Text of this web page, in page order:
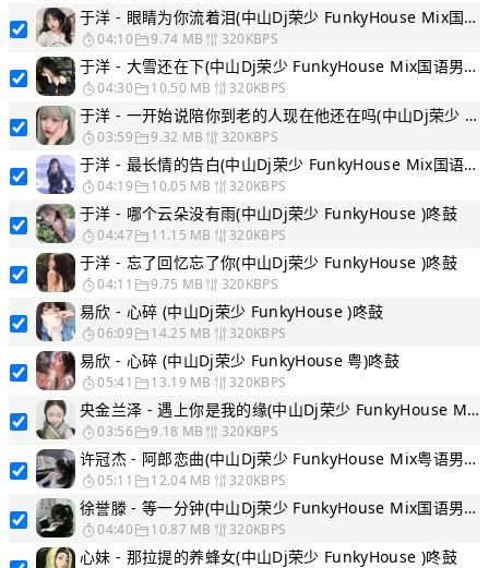
于洋 - 眼睛为你流着泪(中山Dj荣少 FunkyHouse Mix国语男)咚鼓
04:10 9.74 MB 320KBPS
于洋 - 大雪还在下(中山Dj荣少 FunkyHouse Mix国语男)咚鼓
04:30 10.50 MB 320KBPS
于洋 - 一开始说陪你到老的人现在他还在吗(中山Dj荣少 FunkyHouse Mix国语女)咚鼓
03:59 9.32 MB 320KBPS
于洋 - 最长情的告白(中山Dj荣少 FunkyHouse Mix国语女)咚鼓
04:19 10.05 MB 320KBPS
于洋 - 哪个云朵没有雨(中山Dj荣少 FunkyHouse )咚鼓
04:47 11.15 MB 320KBPS
于洋 - 忘了回忆忘了你(中山Dj荣少 FunkyHouse )咚鼓
04:11 9.75 MB 320KBPS
易欣 - 心碎 (中山Dj荣少 FunkyHouse )咚鼓
06:09 14.25 MB 320KBPS
易欣 - 心碎 (中山Dj荣少 FunkyHouse 粤)咚鼓
05:41 13.19 MB 320KBPS
央金兰泽 - 遇上你是我的缘(中山Dj荣少 FunkyHouse Mix国语女)咚鼓
03:56 9.18 MB 320KBPS
许冠杰 - 阿郎恋曲(中山Dj荣少 FunkyHouse Mix粤语男)咚鼓
05:11 12.04 MB 320KBPS
徐誉滕 - 等一分钟(中山Dj荣少 FunkyHouse Mix国语男)咚鼓
04:40 10.87 MB 320KBPS
心妹 - 那拉提的养蜂女(中山Dj荣少 FunkyHouse )咚鼓